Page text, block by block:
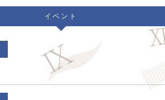
イベント